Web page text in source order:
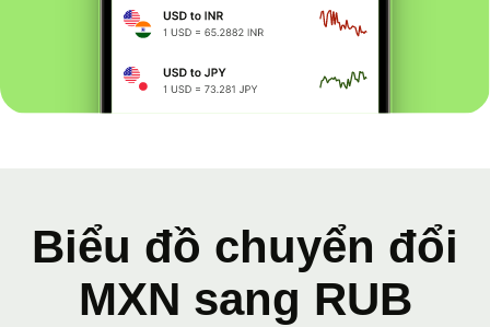
Biểu đồ chuyển đổi
MXN sang RUB